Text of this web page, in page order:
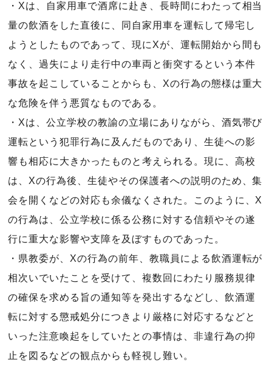
・Xは、自家用車で酒席に赴き、長時間にわたって相当
量の飲酒をした直後に、同自家用車を運転して帰宅し
ようとしたものであって、現にXが、運転開始から間も
なく、過失により走行中の車両と衝突するという本件
事故を起こしていることからも、Xの行為の態様は重大
な危険を伴う悪質なものである。
・Xは、公立学校の教諭の立場にありながら、酒気帯び
運転という犯罪行為に及んだものであり、生徒への影
響も相応に大きかったものと考えられる。現に、高校
は、Xの行為後、生徒やその保護者への説明のため、集
会を開くなどの対応も余儀なくされた。このように、X
の行為は、公立学校に係る公務に対する信頼やその遂
行に重大な影響や支障を及ぼすものであった。
・県教委が、Xの行為の前年、教職員による飲酒運転が
相次いでいたことを受けて、複数回にわたり服務規律
の確保を求める旨の通知等を発出するなどし、飲酒運
転に対する懲戒処分につきより厳格に対応するなどと
いった注意喚起をしていたとの事情は、非違行為の抑
止を図るなどの観点からも軽視し難い。